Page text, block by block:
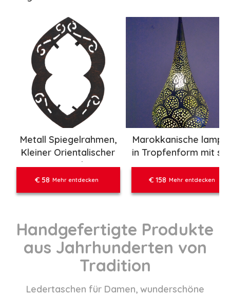
Metall Spiegelrahmen,
Kleiner Orientalischer
Spiegel,
Marokkanischer
Spiegel,
€ 58 Mehr entdecken
Marokkanische
in Tropfenform mit
Muster in Messing
€ 158 Mehr entdecken
Handgefertigte Produkte
aus Jahrhunderten von
Tradition
Ledertaschen für Damen, wunderschöne